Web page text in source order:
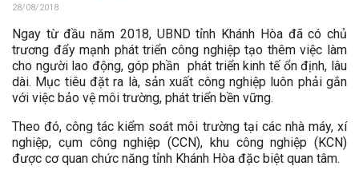
28/08/2018
Ngay từ đầu năm 2018, UBND tỉnh Khánh Hòa đã có chủ
trương đẩy mạnh phát triển công nghiệp tạo thêm việc làm
cho người lao động, góp phần phát triển kinh tế ổn định, lâu
dài. Mục tiêu đặt ra là, sản xuất công nghiệp luôn phải gắn
với việc bảo vệ môi trường, phát triển bền vững.
Theo đó, công tác kiểm soát môi trường tại các nhà máy, xí
nghiệp, cụm công nghiệp (CCN), khu công nghiệp (KCN)
được cơ quan chức năng tỉnh Khánh Hòa đặc biệt quan tâm.